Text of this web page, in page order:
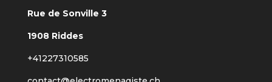
Rue de Sonville 3
1908 Riddes
+41227310585